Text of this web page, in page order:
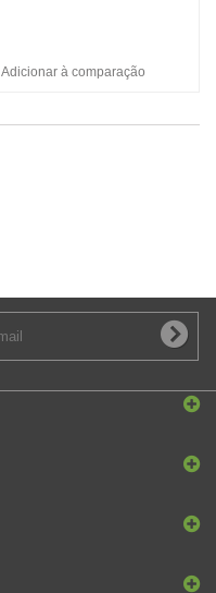
Adicionar à comparação